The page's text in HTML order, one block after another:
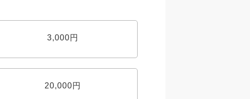
3,000円
20,000円